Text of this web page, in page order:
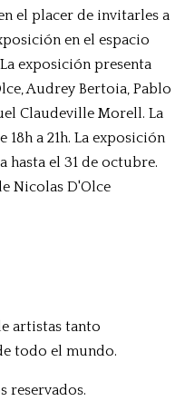
el placer de invitarles a
en el espacio
exposición presenta
Audrey Bertoia, Pablo
Claudeville Morell. La
a 21h. La exposición
hasta el 31 de octubre.
Nicolas D'Olce
artistas tanto
todo el mundo.
reservados.